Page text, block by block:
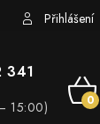
Hodnocení
Přihlášení
341
15:00)